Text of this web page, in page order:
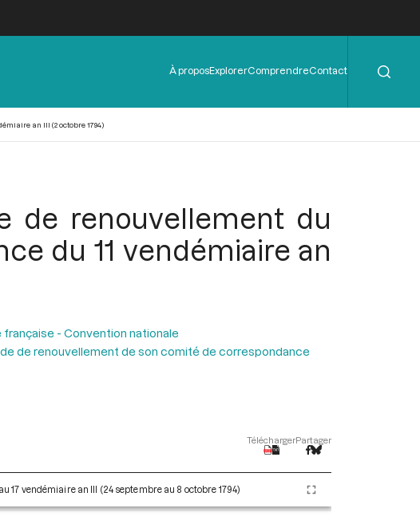
Menu
de
À proposExplorerComprendreContact
an III (2 octobre 1794)
de renouvellement du
du 11 vendémiaire an
française - Convention nationale
de renouvellement de son comité de correspondance
TéléchargerPartager
17 vendémiaire an III (24 septembre au 8 octobre 1794)